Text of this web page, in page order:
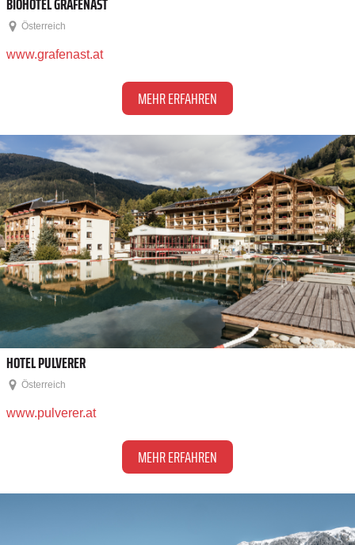
Österreich
www.grafenast.at
MEHR ERFAHREN
HOTEL PULVERER
Österreich
www.pulverer.at
MEHR ERFAHREN